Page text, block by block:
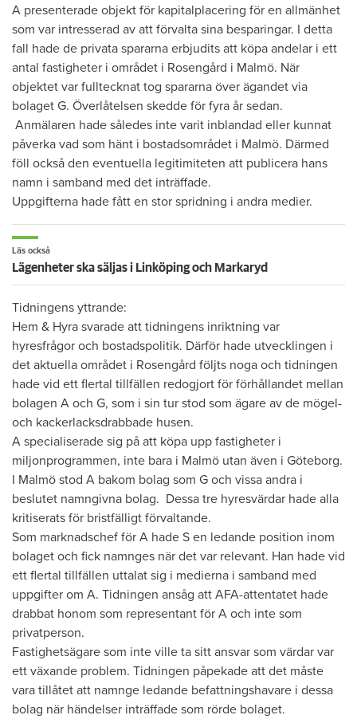
A presenterade objekt för kapitalplacering för en allmänhet
som var intresserad av att förvalta sina besparingar. I detta
fall hade de privata spararna erbjudits att köpa andelar i ett
antal fastigheter i området i Rosengård i Malmö. När
objektet var fulltecknat tog spararna över ägandet via
bolaget G. Överlåtelsen skedde för fyra år sedan.
Anmälaren hade således inte varit inblandad eller kunnat
påverka vad som hänt i bostadsområdet i Malmö. Därmed
föll också den eventuella legitimiteten att publicera hans
namn i samband med det inträffade.
Uppgifterna hade fått en stor spridning i andra medier.
Läs också
Lägenheter ska säljas i Linköping och Markaryd
Tidningens yttrande:
Hem & Hyra svarade att tidningens inriktning var
hyresfrågor och bostadspolitik. Därför hade utvecklingen i
det aktuella området i Rosengård följts noga och tidningen
hade vid ett flertal tillfällen redogjort för förhållandet mellan
bolagen A och G, som i sin tur stod som ägare av de mögel-
och kackerlacksdrabbade husen.
A specialiserade sig på att köpa upp fastigheter i
miljonprogrammen, inte bara i Malmö utan även i Göteborg.
I Malmö stod A bakom bolag som G och vissa andra i
beslutet namngivna bolag. Dessa tre hyresvärdar hade alla
kritiserats för bristfälligt förvaltande.
Som marknadschef för A hade S en ledande position inom
bolaget och fick namnges när det var relevant. Han hade vid
ett flertal tillfällen uttalat sig i medierna i samband med
uppgifter om A. Tidningen ansåg att AFA-attentatet hade
drabbat honom som representant för A och inte som
privatperson.
Fastighetsägare som inte ville ta sitt ansvar som värdar var
ett växande problem. Tidningen påpekade att det måste
vara tillåtet att namnge ledande befattningshavare i dessa
bolag när händelser inträffade som rörde bolaget.